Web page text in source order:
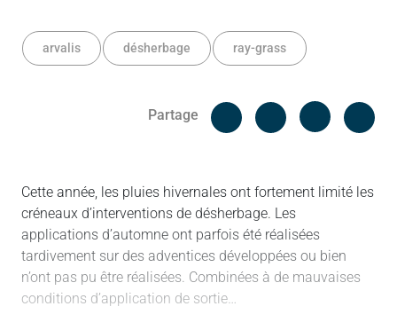
arvalis désherbage ray-grass
Partage
Facebook
Cette année, les pluies hivernales ont fortement limité les
créneaux d’interventions de désherbage. Les
applications d’automne ont parfois été réalisées
tardivement sur des adventices développées ou bien
n’ont pas pu être réalisées. Combinées à de mauvaises
conditions d’application de sortie…